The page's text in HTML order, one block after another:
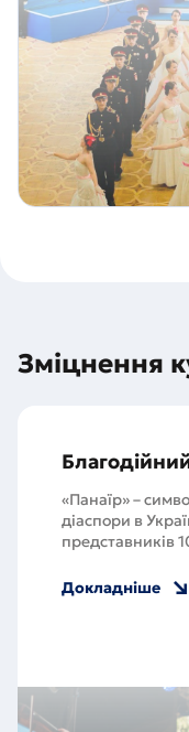
Зміцнення
«Панаїр» –
діаспори в
представників
примусово
Докладніше